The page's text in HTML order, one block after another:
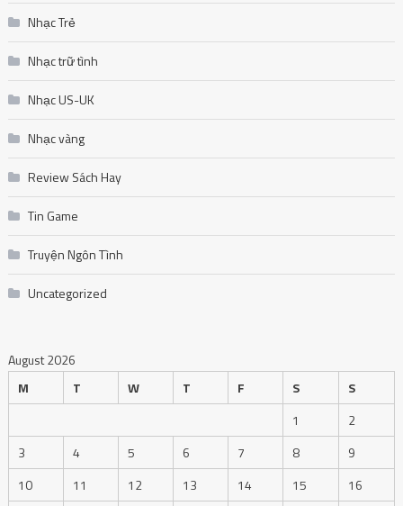
Nhạc Trẻ
Nhạc trữ tình
Nhạc US-UK
Nhạc vàng
Review Sách Hay
Tin Game
Truyện Ngôn Tình
Uncategorized
August 2026
M
T W T F S
S
1
2
3
4 5 6 7 8
9
10
11 12 13 14 15 16